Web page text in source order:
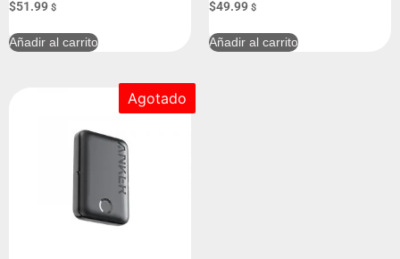
$51.99 $
Añadir al carrito
$49.99 $
Añadir al carrito
Agotado